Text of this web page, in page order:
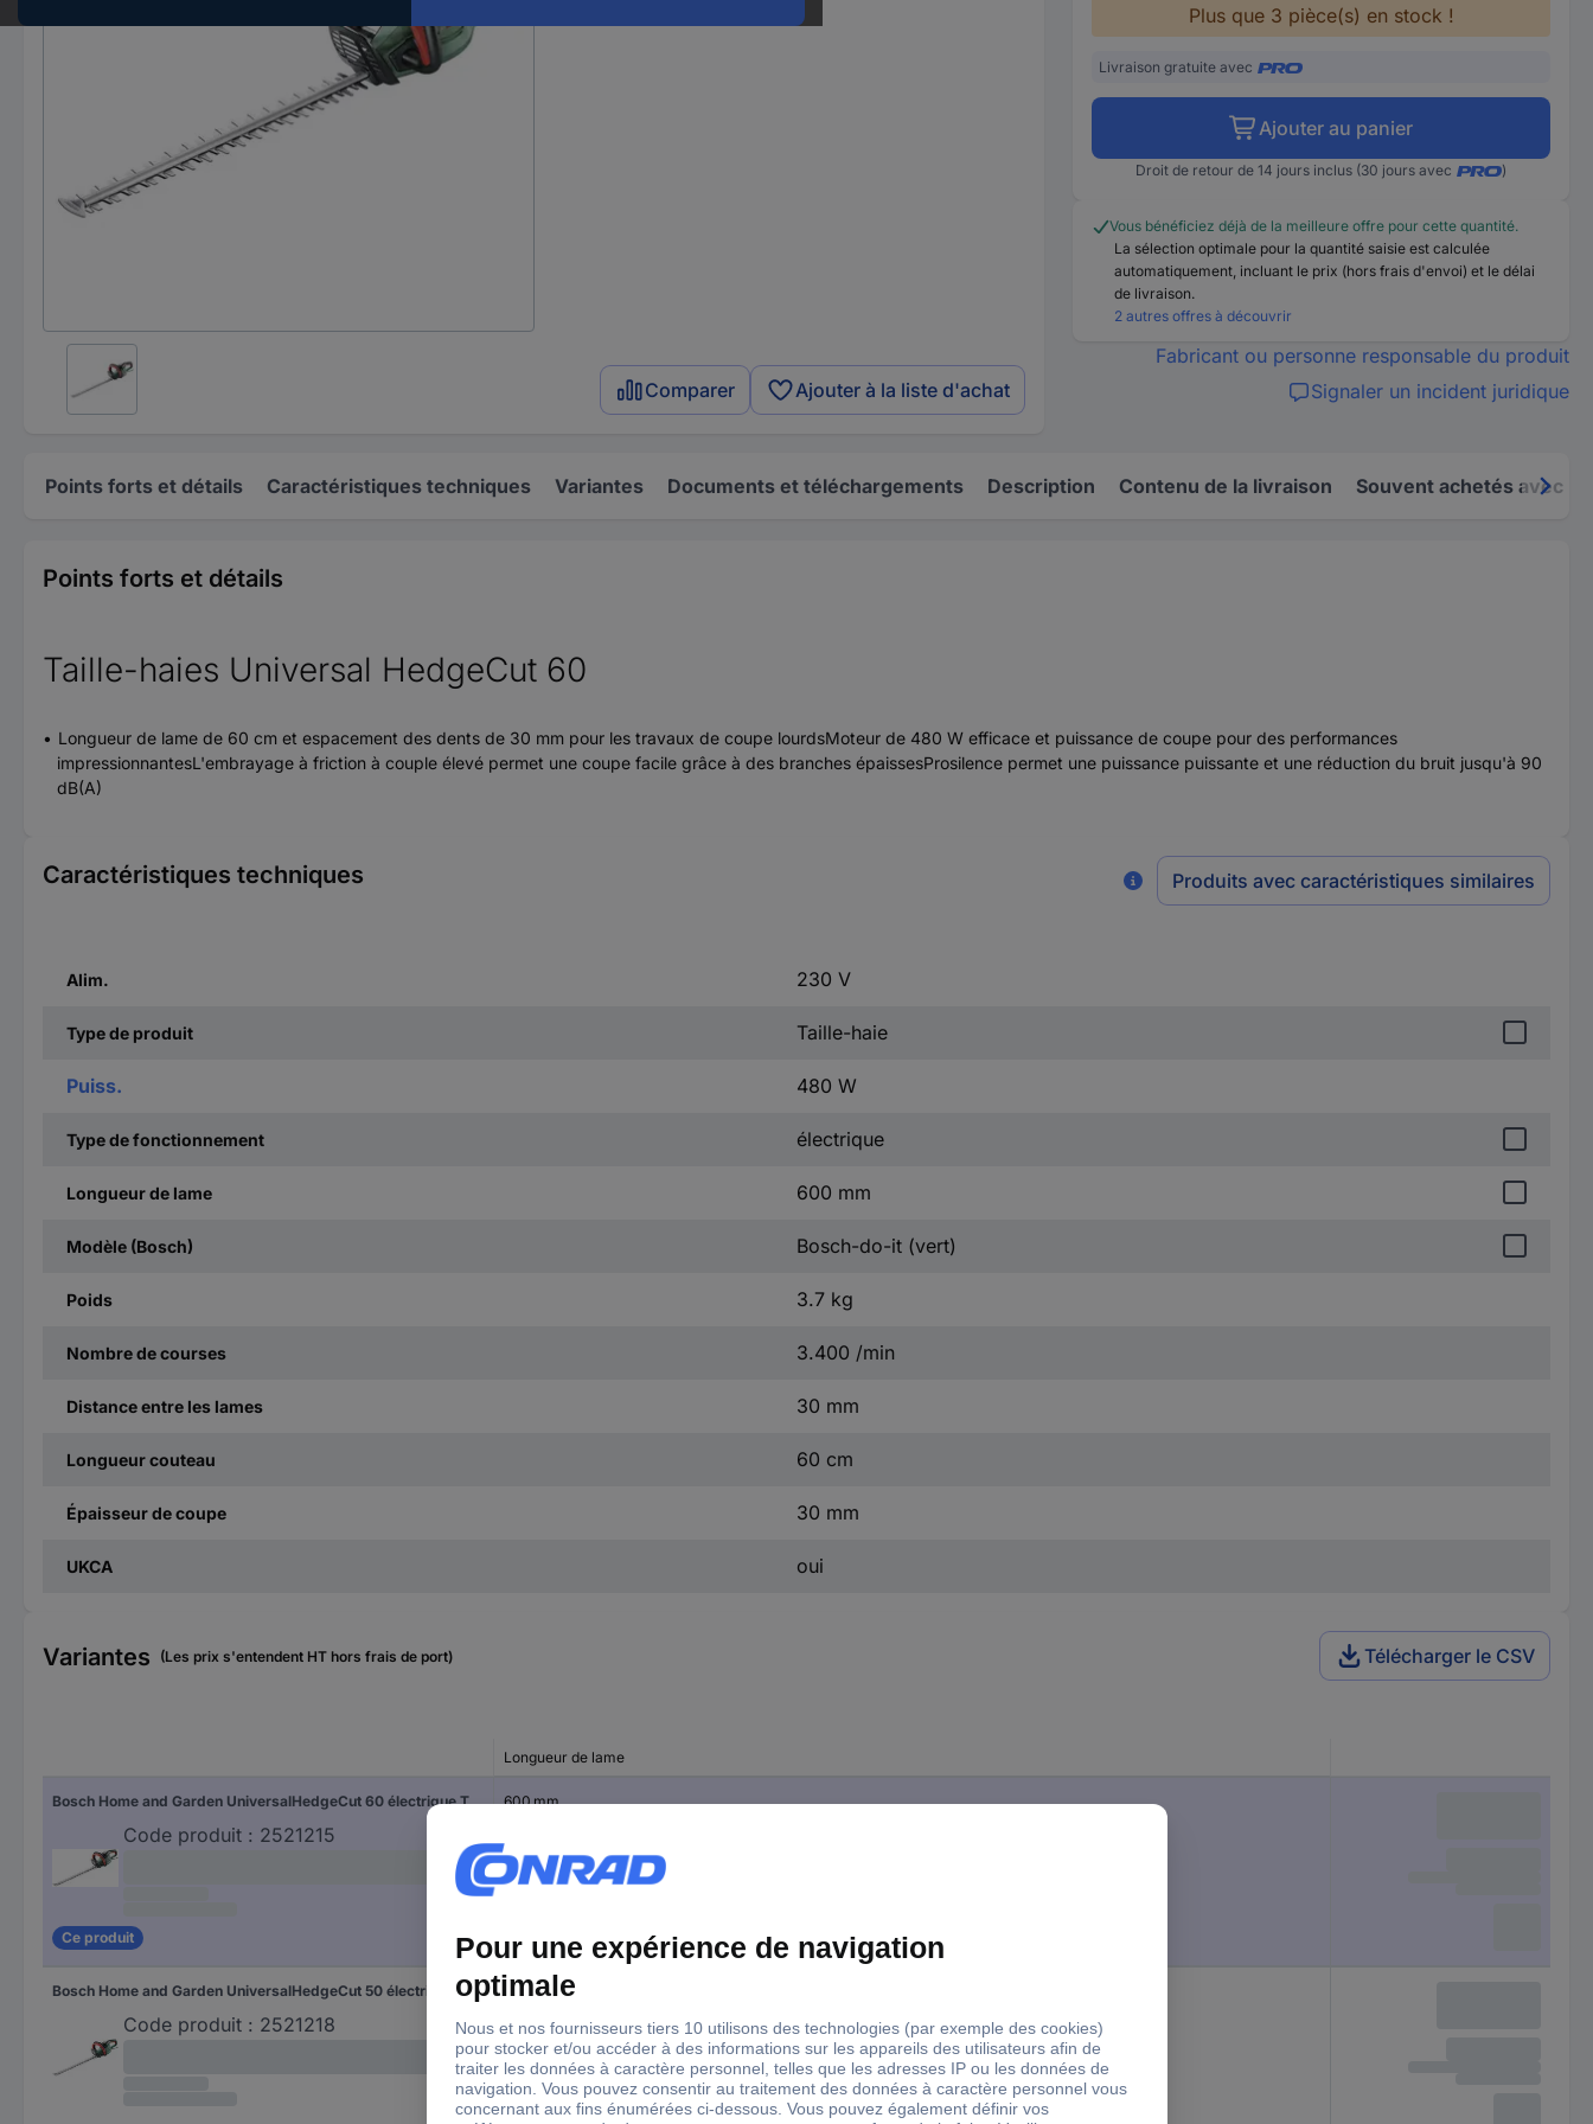
Comparer Ajouter à la liste d'achat
Plus que 3 pièce(s) en stock !
Livraison gratuite avec
Ajouter au panier
Droit de retour de 14 jours inclus (30 jours avec )
Vous bénéficiez déjà de la meilleure offre pour cette quantité.
La sélection optimale pour la quantité saisie est calculée
automatiquement, incluant le prix (hors frais d'envoi) et le délai
de livraison.
2 autres offres à découvrir
Fabricant ou personne responsable du produit
Signaler un incident juridique
Points forts et détails Caractéristiques techniques Variantes Documents et téléchargements Description Contenu de la livraison Souvent achetés avec
Points forts et détails
Taille-haies Universal HedgeCut 60
Longueur de lame de 60 cm et espacement des dents de 30 mm pour les travaux de coupe lourdsMoteur de 480 W efficace et puissance de coupe pour des performances
impressionnantesL'embrayage à friction à couple élevé permet une coupe facile grâce à des branches épaissesProsilence permet une puissance puissante et une réduction du bruit jusqu'à 90
dB(A)
Caractéristiques techniques Produits avec caractéristiques similaires
Alim. 230 V
Type de produit Taille-haie
Puiss. 480 W
Type de fonctionnement électrique
Longueur de lame 600 mm
Modèle (Bosch) Bosch-do-it (vert)
Poids 3.7 kg
Nombre de courses 3.400 /min
Distance entre les lames 30 mm
Longueur couteau 60 cm
Épaisseur de coupe 30 mm
UKCA oui
Variantes (Les prix s'entendent HT hors frais de port) Télécharger le CSV
Longueur de lame
Bosch Home and Garden UniversalHedgeCut 60 électrique Taille-haie 480 W 600 mm
Code produit : 2521215
Ce produit
600 mm
Bosch Home and Garden UniversalHedgeCut 50 électrique Taille-haie Tranchant dentelé 480 W 50 mm
Code produit : 2521218
50 mm